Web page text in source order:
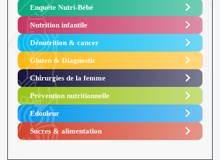
Enquête Nutri-Bébé ​
Nutrition infantile
Dénutrition & cancer
Gluten & Diagnostic
Chirurgies de la femme
Prévention nutritionnelle
Edouleur​
Sucres & alimentation​